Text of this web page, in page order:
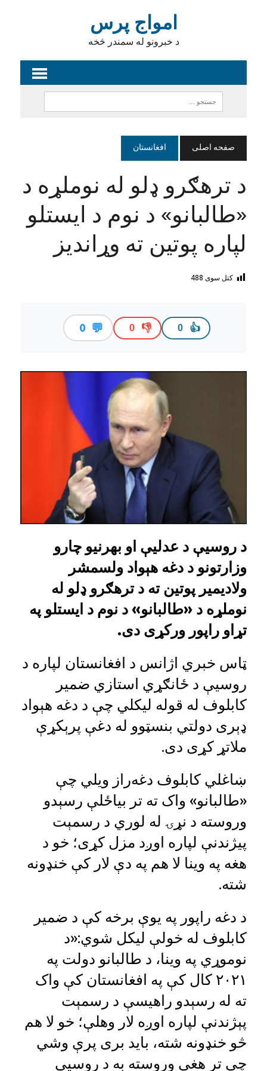
امواج پرس
د خبرونو له سمندر څخه
صفحه اصلی افغانستان
د ترهګرو ډلو له نوملړه د
«طالبانو» د نوم د ایستلو
لپاره پوتین ته وړاندیز
کتل سوی 488
👍
0
👎
0
💬
0
د روسیې د عدلیې او بهرنیو چارو
وزارتونو د دغه هېواد ولسمشر
ولادیمیر پوتین ته د ترهګرو ډلو له
نوملړه د «طالبانو» د نوم د ایستلو په
تړاو راپور ورکړی دی.
ټاس خبري اژانس د افغانستان لپاره د
روسیې د ځانګړي استازي ضمیر
کابلوف له قوله لیکلي چې د دغه هېواد
ډېری دولتي بنسټوو له دغې پرېکړې
ملاتړ کړی دی.
ښاغلي کابلوف دغه‌راز ویلي چې
«طالبانو» واک ته تر بیاځلې رسېدو
وروسته د نړۍ له لوري د رسمېت
پیژندنې لپاره اوږد مزل کړی؛ خو د
هغه په وینا لا هم په دې لار کې خنډونه
شته.
د دغه راپور په یوې برخه کې د ضمیر
کابلوف له خولې لیکل شوي:«د
نوموړي په وینا، د طالبانو دولت په
۲۰۲۱ کال کې په افغانستان کې واک
ته له رسېدو راهیسې د رسمېت
پېژندنې لپاره اوږه لار وهلې؛ خو لا هم
څو خنډونه شته، باید بری پرې وشي
چې تر هغې وروسته به د روسیې